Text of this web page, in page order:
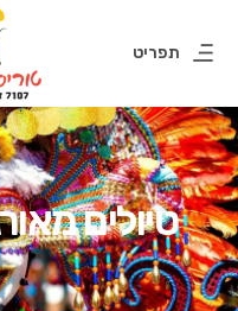
תפריט
טיולים